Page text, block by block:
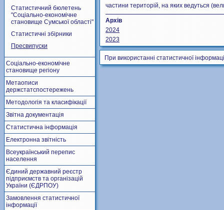
Статистичний бюлетень
"Соціально-економічне
становище Сумської області"
Статистичні збірники
Пресвипуски
Соціально-економічне
становище регіону
Метаописи
держстатспостережень
Методологія та класифікації
Звітна документація
Статистична інформація
Електронна звітність
Всеукраїнський перепис
населення
Єдиний державний реєстр
підприємств та організацій
України (ЄДРПОУ)
Замовлення статистичної
інформації
частини територій, на яких ведуться
Архів
2024
2023
При використанні статистичної